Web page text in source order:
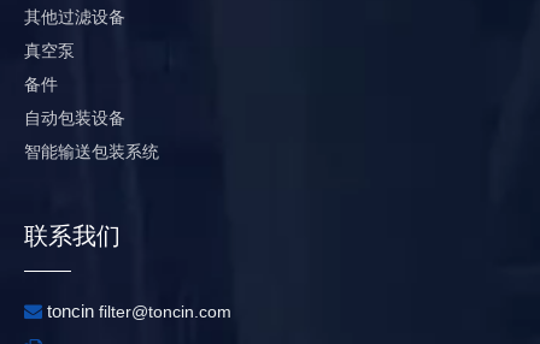
其他过滤设备
真空泵
备件
自动包装设备
智能输送包装系统
联系我们
 toncin filter@toncin.com